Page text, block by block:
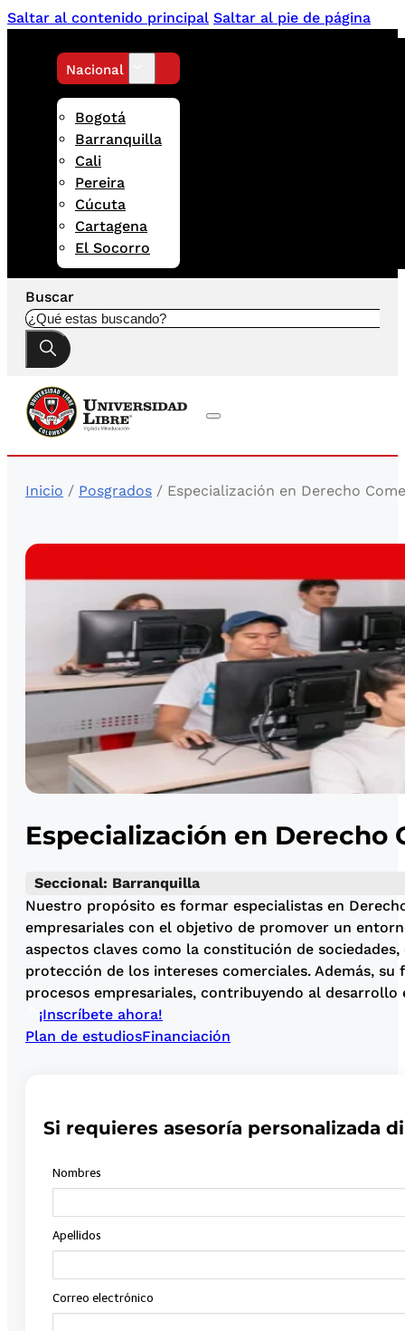
Saltar al contenido principal Saltar al pie de página
Nacional
Bogotá
Barranquilla
Cali
Pereira
Cúcuta
Cartagena
El Socorro
Buscar
Inicio / Posgrados / Especialización en Derecho
Especialización en Derecho
Seccional: Barranquilla
Nuestro propósito es formar especialistas en
empresariales con el objetivo de promover un
aspectos claves como la constitución de
protección de los intereses comerciales. Además,
procesos empresariales, contribuyendo al desarrollo
¡Inscríbete ahora!
Plan de estudiosFinanciación
Si requieres asesoría personalizada